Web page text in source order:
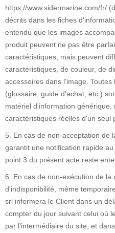
https://www.sidermarine.com/fr/
décrits dans les fiches
entendu que les images
produit peuvent ne pas être
caractéristiques, mais peuvent
caractéristiques, de couleur, de
accessoires dans l'image.
(glossaire, guide d'achat, etc.)
matériel d'information
caractéristiques réelles d'un seul
5. En cas de non-acceptation de
garantit une notification rapide
point 3 du présent acte reste
6. En cas de non-exécution de la
d'indisponibilité, même
srl informera le Client dans un
compter du jour suivant celui où
par l'intermédiaire du site, et